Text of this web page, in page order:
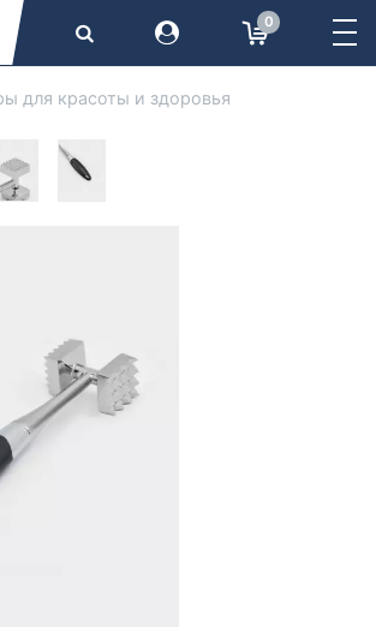
0
для красоты и здоровья